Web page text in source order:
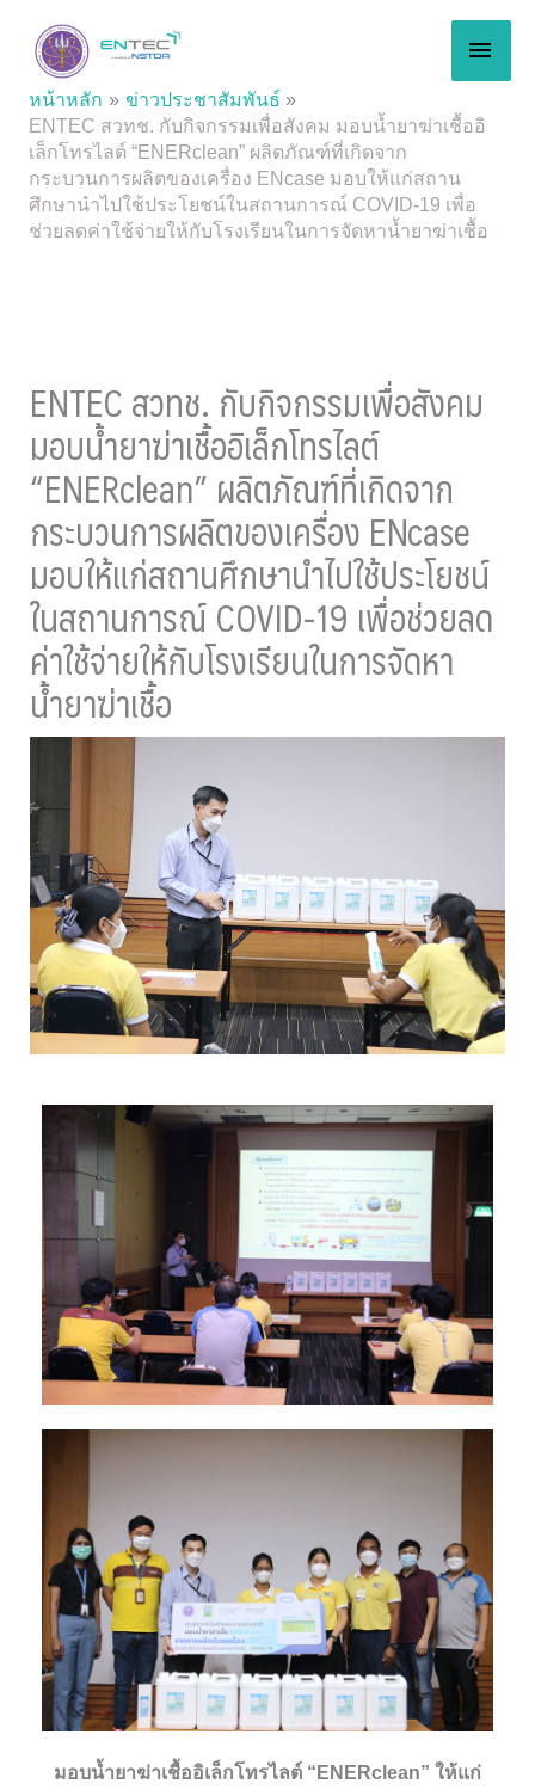
content
หน้าหลัก
ข่าวประชาสัมพันธ์
ENTEC สวทช. กับกิจกรรมเพื่อสังคม มอบน้ำยาฆ่าเชื้ออิ
เล็กโทรไลต์ “ENERclean” ผลิตภัณฑ์ที่เกิดจาก
กระบวนการผลิตของเครื่อง ENcase มอบให้แก่สถาน
ศึกษานำไปใช้ประโยชน์ในสถานการณ์ COVID-19 เพื่อ
ช่วยลดค่าใช้จ่ายให้กับโรงเรียนในการจัดหาน้ำยาฆ่าเชื้อ
ENTEC สวทช. กับกิจกรรมเพื่อสังคม
มอบน้ำยาฆ่าเชื้ออิเล็กโทรไลต์
“ENERclean” ผลิตภัณฑ์ที่เกิดจาก
กระบวนการผลิตของเครื่อง ENcase
มอบให้แก่สถานศึกษานำไปใช้ประโยชน์
ในสถานการณ์ COVID-19 เพื่อช่วยลด
ค่าใช้จ่ายให้กับโรงเรียนในการจัดหา
น้ำยาฆ่าเชื้อ
มอบน้ำยาฆ่าเชื้ออิเล็กโทรไลต์ “ENERclean” ให้แก่